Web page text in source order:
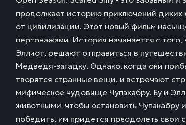
продолжает историю приключений
от цивилизации. Этот новый фильм
персонажами. История начинается с
Эллиот, решают отправиться в
Медведя-загадку. Однако, когда они
творятся странные вещи, и встречают
мифическое чудовище Чупакабру. Бу и
животными, чтобы остановить Чупакабру
победить, им придется преодолеть свои